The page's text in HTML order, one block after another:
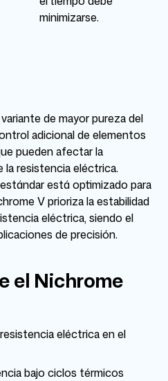
minimizarse.
de mayor pureza del
adicional de elementos
pueden afectar la
la resistencia eléctrica.
está optimizado para
V prioriza la estabilidad
eléctrica, siendo el
de precisión.
el Nichrome
eléctrica en el
bajo ciclos térmicos